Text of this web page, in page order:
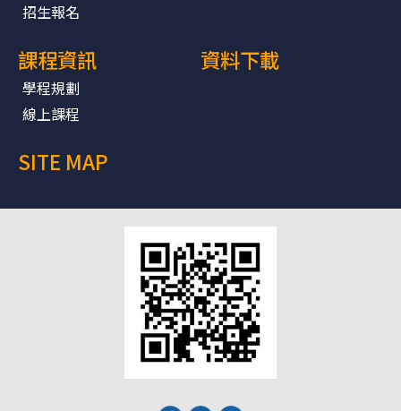
招生報名
課程資訊
學程規劃
線上課程
資料下載
SITE MAP